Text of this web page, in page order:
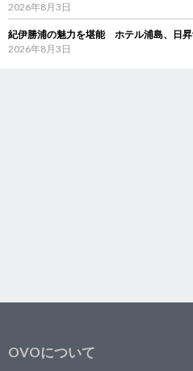
2026年8月3日
紀伊勝浦の魅力を堪能 ホテル浦島、日
2026年8月3日
OVOについて